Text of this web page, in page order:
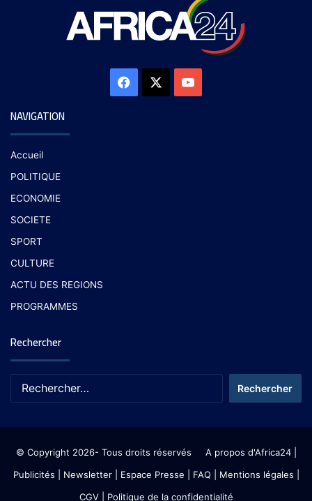
NAVIGATION
Accueil
POLITIQUE
ECONOMIE
SOCIETE
SPORT
CULTURE
ACTU DES REGIONS
PROGRAMMES
Rechercher
© Copyright 2026- Tous droits réservés A propos d'Africa24|
Publicités
Newsletter| Espace Presse | FAQ | Mentions légales
CGV| Politique de la confidentialité